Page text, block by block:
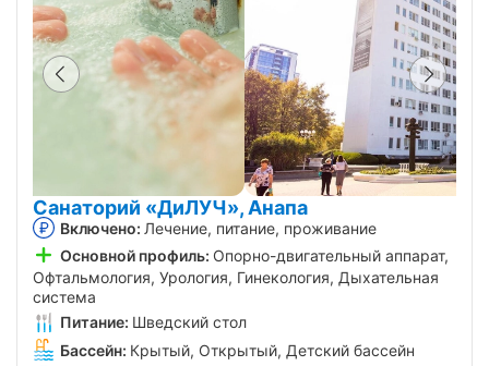
Санаторий «ДиЛУЧ», Анапа
Включено: Лечение, питание, проживание
Основной профиль: Опорно-двигательный аппарат,
Офтальмология, Урология, Гинекология, Дыхательная
система
Питание: Шведский стол
Бассейн: Крытый, Открытый, Детский бассейн